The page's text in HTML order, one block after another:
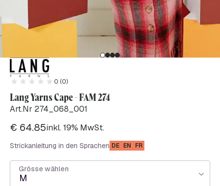
0 (0)
Lang Yarns Cape - FAM 274
Art.Nr 274_068_001
€ 64.85inkl. 19% MwSt.
Strickanleitung in den Sprachen DE EN FR
Grösse wählen
M